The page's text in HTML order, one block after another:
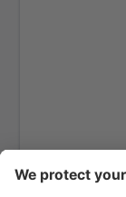
Santiago de